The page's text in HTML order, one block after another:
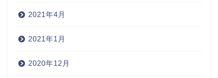
2021年4月
2021年1月
2020年12月